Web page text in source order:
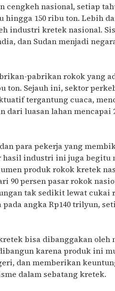
cengkeh nasional, setiap
150 ribu ton. Lebih
industri kretek nasional.
dan Sudan menjadi
pabrikan rokok yang
ton. Sejauh ini, sektor
tergantung cuaca,
dari luasan lahan mencapai
para pekerja yang
hasil industri ini juga begitu
produk rokok kretek
90 persen pasar rokok
tak sedikit lewat cukai
angka Rp140 trilyun,
bisa dibanggakan oleh
karena produk ini
dan memberikan
dalam sebatang kretek.